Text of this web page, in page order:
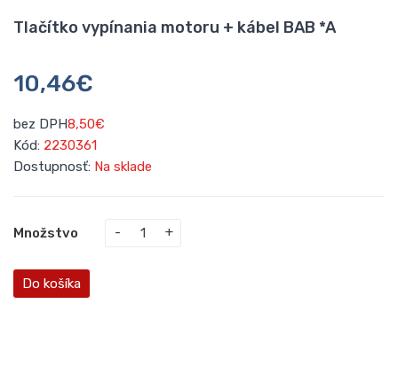
Tlačítko vypínania motoru + kábel BAB *A
10,46€
bez DPH8,50€
Kód: 2230361
Dostupnosť: Na sklade
Množstvo
Do košíka